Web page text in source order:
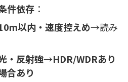
件依存 ：
以内・速度控えめ→読み
・反射強→HDR/WDRあり
合あり